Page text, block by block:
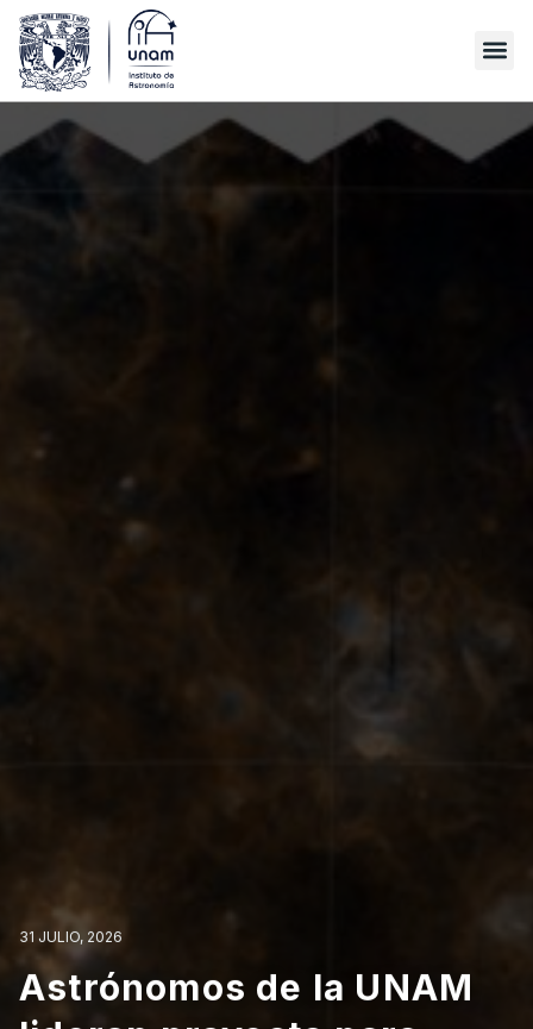
31 JULIO, 2026
Astrónomos de la UNAM
Astrónomos